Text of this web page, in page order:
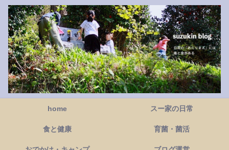
home スー家の日常
食と健康 育菌・菌活